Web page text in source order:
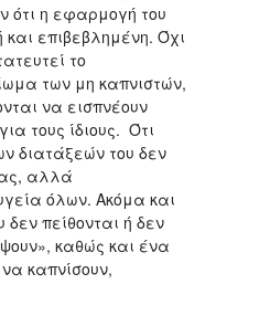
ότι η εφαρμογή του
και επιβεβλημένη. Όχι
το
των μη καπνιστών,
να εισπνέουν
τους ίδιους. Ότι
διατάξεών του δεν
αλλά
όλων. Ακόμα και
δεν πείθονται ή δεν
καθώς και ένα
καπνίσουν,